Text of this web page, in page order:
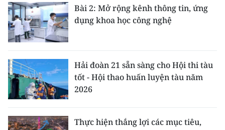
Bài 2: Mở rộng kênh thông tin, ứng
dụng khoa học công nghệ
Hải đoàn 21 sẵn sàng cho Hội thi tàu
tốt - Hội thao huấn luyện tàu năm
2026
Thực hiện thắng lợi các mục tiêu,